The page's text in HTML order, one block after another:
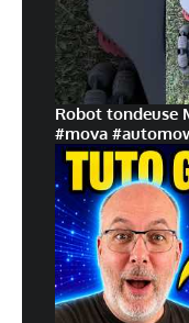
Robot tondeuse
#mova